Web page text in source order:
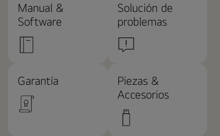
Manual &
Software
Solución de
problemas
Garantía
Piezas &
Accesorios